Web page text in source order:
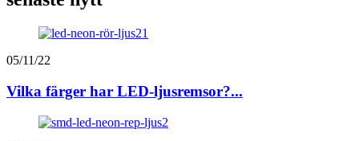
05/11/22
Vilka färger har LED-ljusremsor?...